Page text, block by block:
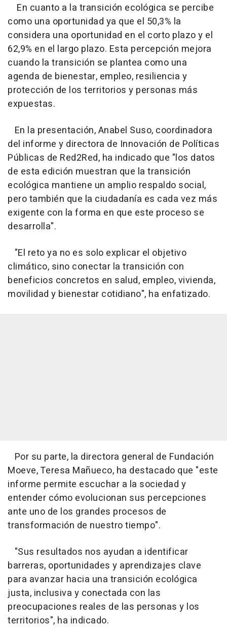
En cuanto a la transición ecológica se percibe
como una oportunidad ya que el 50,3% la
considera una oportunidad en el corto plazo y el
62,9% en el largo plazo. Esta percepción mejora
cuando la transición se plantea como una
agenda de bienestar, empleo, resiliencia y
protección de los territorios y personas más
expuestas.
En la presentación, Anabel Suso, coordinadora
del informe y directora de Innovación de Políticas
Públicas de Red2Red, ha indicado que "los datos
de esta edición muestran que la transición
ecológica mantiene un amplio respaldo social,
pero también que la ciudadanía es cada vez más
exigente con la forma en que este proceso se
desarrolla".
"El reto ya no es solo explicar el objetivo
climático, sino conectar la transición con
beneficios concretos en salud, empleo, vivienda,
movilidad y bienestar cotidiano", ha enfatizado.
Por su parte, la directora general de Fundación
Moeve, Teresa Mañueco, ha destacado que "este
informe permite escuchar a la sociedad y
entender cómo evolucionan sus percepciones
ante uno de los grandes procesos de
transformación de nuestro tiempo".
"Sus resultados nos ayudan a identificar
barreras, oportunidades y aprendizajes clave
para avanzar hacia una transición ecológica
justa, inclusiva y conectada con las
preocupaciones reales de las personas y los
territorios", ha indicado.